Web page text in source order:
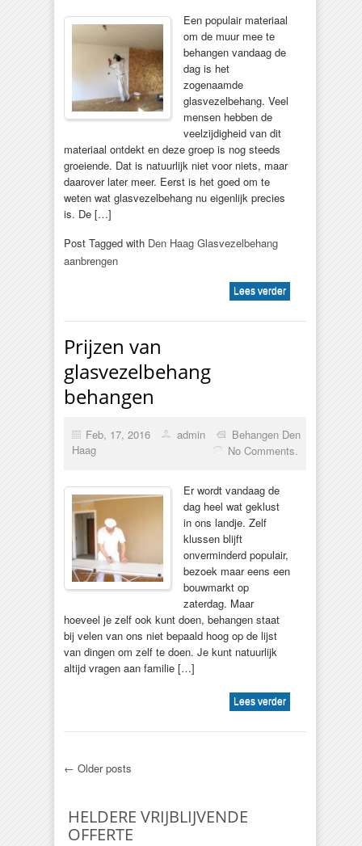
Een populair materiaal
om de muur mee te
behangen vandaag de
dag is het
zogenaamde
glasvezelbehang. Veel
mensen hebben de
veelzijdigheid van dit
materiaal ontdekt en deze groep is nog steeds
groeiende. Dat is natuurlijk niet voor niets, maar
daarover later meer. Eerst is het goed om te
weten wat glasvezelbehang nu eigenlijk precies
is. De […]
Post Tagged with Den Haag Glasvezelbehang
aanbrengen
Lees verder
Prijzen van
glasvezelbehang
behangen
Feb, 17, 2016 admin
Behangen Den
Haag
No Comments.
Er wordt vandaag de
dag heel wat geklust
in ons landje. Zelf
klussen blijft
onverminderd populair,
bezoek maar eens een
bouwmarkt op
zaterdag. Maar
hoeveel je zelf ook kunt doen, behangen staat
bij velen van ons niet bepaald hoog op de lijst
van dingen om zelf te doen. Je kunt natuurlijk
altijd vragen aan familie […]
Lees verder
← Older posts
HELDERE VRIJBLIJVENDE
OFFERTE